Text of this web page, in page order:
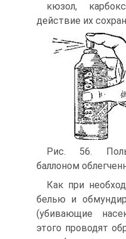
кюзол,
действие их
Рис. 56.
баллоном
Как при
белью и
(убивающие
этого проводят